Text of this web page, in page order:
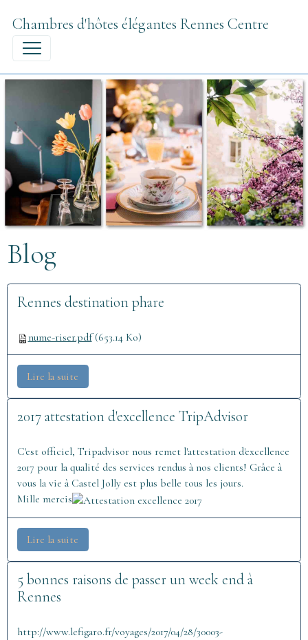
Chambres d'hôtes élégantes Rennes Centre
Blog
Rennes destination phare
nume-riser.pdf(653.14 Ko)
Lire la suite
2017 attestation d'excellence TripAdvisor
C'est officiel, Tripadvisor nous remet l'attestation d'excellence
2017 pour la qualité des services rendus à nos clients! Grâce à
vous la vie à Castel Jolly est plus belle tous les jours.
Mille mercis
Lire la suite
5 bonnes raisons de passer un week end à
Rennes
http://www.lefigaro.fr/voyages/2017/04/28/30003-